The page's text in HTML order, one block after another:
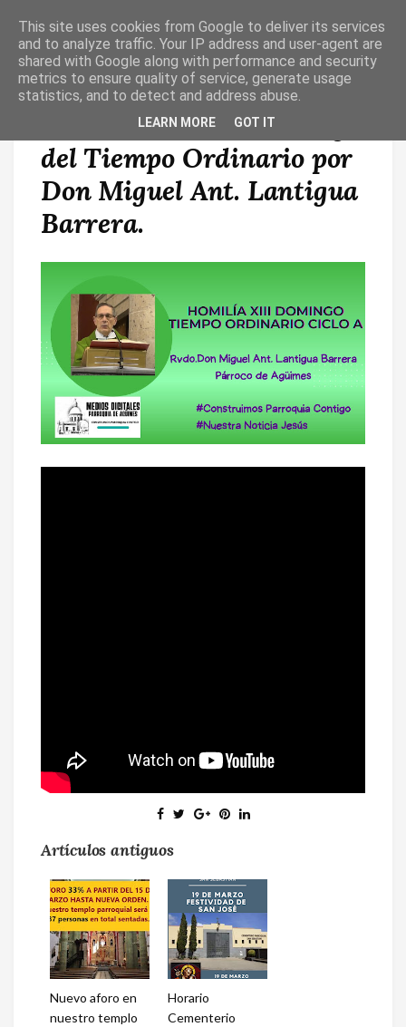
T
O
G
Homilía en el 13º Domingo
del Tiempo Ordinario por
Don Miguel Ant. Lantigua
Barrera.
Artículos antiguos
Nuevo aforo en
nuestro templo
Horario
Cementerio
This site uses cookies from Google to deliver its services
and to analyze traffic. Your IP address and user-agent are
shared with Google along with performance and security
metrics to ensure quality of service, generate usage
statistics, and to detect and address abuse.
LEARN MORE GOT IT